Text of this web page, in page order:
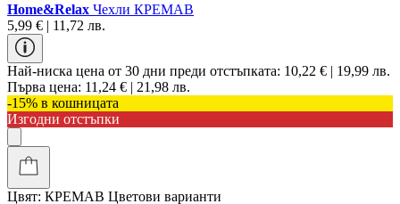
Home&Relax Чехли КРЕМАВ
5,99 € | 11,72 лв.
Най-ниска цена от 30 дни преди отстъпката: 10,22 € | 19,99 лв.
Първа цена: 11,24 € | 21,98 лв.
-15% в кошницата
Изгодни отстъпки
Цвят: КРЕМАВ Цветови варианти